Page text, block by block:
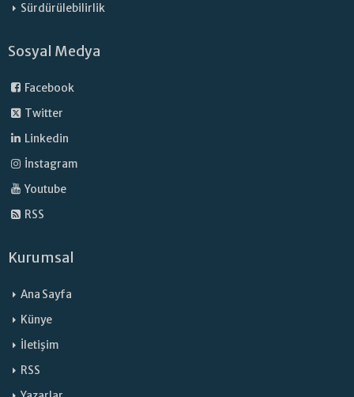
Sürdürülebilirlik
Sosyal Medya
Facebook
Twitter
Linkedin
İnstagram
Youtube
RSS
Kurumsal
Ana Sayfa
Künye
İletişim
RSS